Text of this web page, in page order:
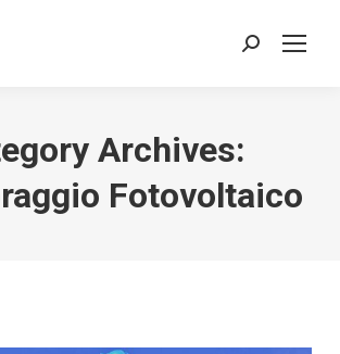
Search:
Archives:
Fotovoltaico